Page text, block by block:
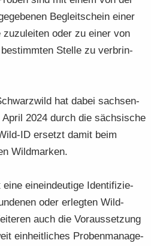
Be­gleit­schein einer
oder zu einer von
Stel­le zu ver­brin­
hat dabei sach­sen­
2024 durch die säch­si­sche
​ID er­setzt damit beim
Wild­mar­ken.
ein­ein­deu­ti­ge Iden­ti­fi­zie­
oder er­leg­ten Wild­
auch die Vor­aus­set­zung
ein­heit­li­ches Pro­ben­ma­nage­